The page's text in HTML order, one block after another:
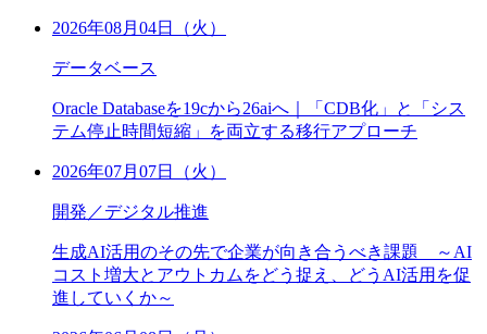
2026年08月04日（火）
データベース
Oracle Databaseを19cから26aiへ｜「CDB化」と「シス
テム停止時間短縮」を両立する移行アプローチ
2026年07月07日（火）
開発／デジタル推進
生成AI活用のその先で企業が向き合うべき課題 ～AI
コスト増大とアウトカムをどう捉え、どうAI活用を促
進していくか～